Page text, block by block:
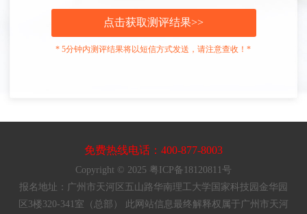
点击获取测评结果>>
* 5分钟内测评结果将以短信方式发送，请注意查收！*
免费热线电话：400-877-8003
Copyright © 2025 粤ICP备18120811号
报名地址：广州市天河区五山路华南理工大学国家科技园金华园
区3楼320-341室（总部） 此网站信息最终解释权属于广州市天河